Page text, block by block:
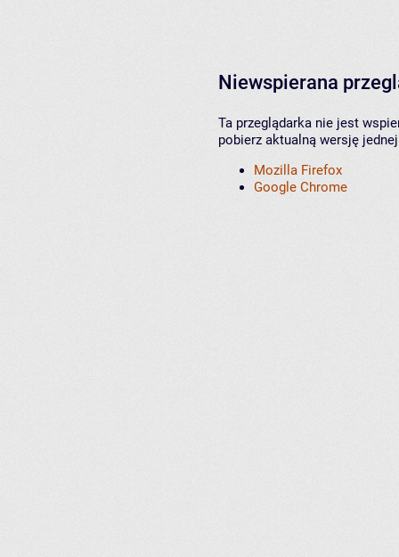
Niewspierana
Ta przeglądarka nie jest
pobierz aktualną wersję
Mozilla Firefox
Google Chrome